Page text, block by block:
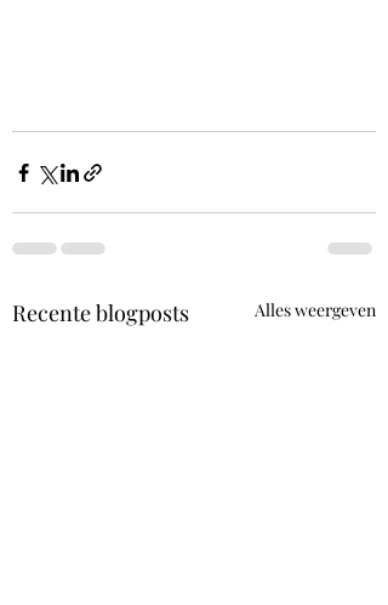
Recente blogposts Alles weergeven